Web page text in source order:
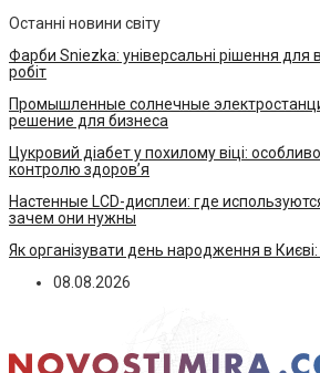
Останні новини світу
Фарби Sniezka: універсальні рішення для
робіт
Промышленные солнечные
решение для бизнеса
Цукровий діабет у похилому віці:
контролю здоров’я
Настенные LCD-дисплеи: где
зачем они нужны
Як організувати день народження в Києві:
08.08.2026